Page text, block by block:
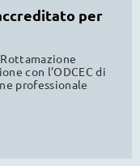
per
con l’ODCEC di
professionale